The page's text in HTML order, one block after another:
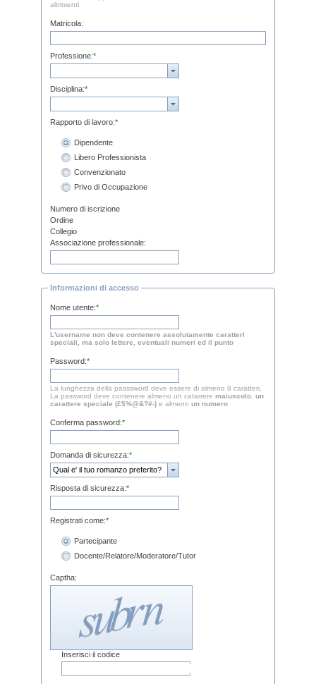
altrimenti
Matricola:
Professione:*
Disciplina:*
Rapporto di lavoro:*
Dipendente
Libero Professionista
Convenzionato
Privo di Occupazione
Numero di iscrizione
Ordine
Collegio
Associazione professionale:
Informazioni di accesso
Nome utente:*
L'username non deve contenere assolutamente caratteri
speciali, ma solo lettere, eventuali numeri ed il punto
Password:*
La lunghezza della passsword deve essere di almeno 8 caratteri.
La password deve contenere almeno un catarrere maiuscolo, un
carattere speciale (£$%@&?#-)e almeno un numero
Conferma password:*
Domanda di sicurezza:*
Risposta di sicurezza:*
Registrati come:*
Partecipante
Docente/Relatore/Moderatore/Tutor
Captha:
Inserisci il codice